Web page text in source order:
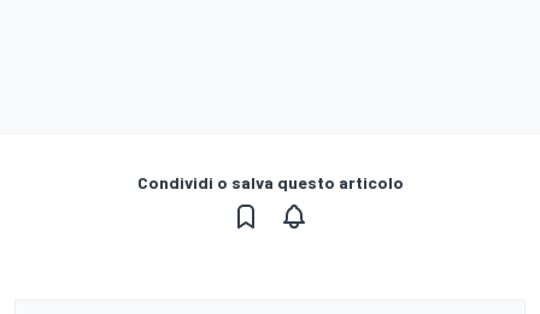
Condividi o salva questo articolo